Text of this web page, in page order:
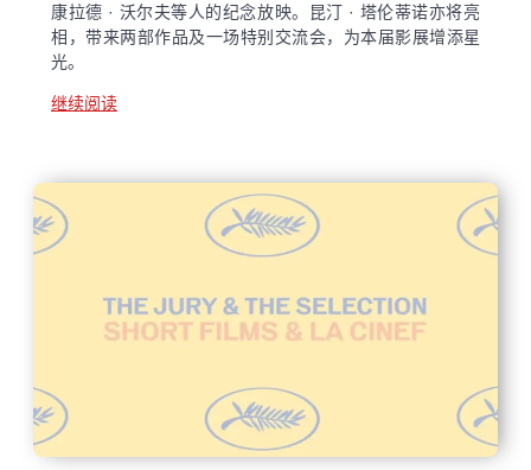
康拉德 · 沃尔夫等人的纪念放映。昆汀 · 塔伦蒂诺亦将亮
相，带来两部作品及一场特别交流会，为本届影展增添星
光。
继续阅读